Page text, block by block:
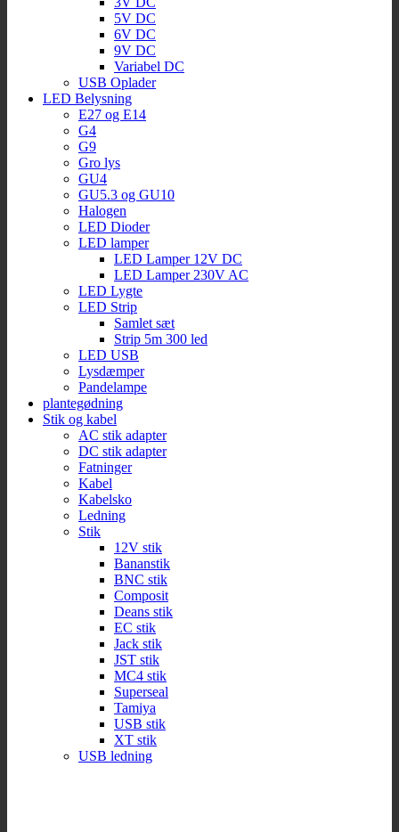
5V DC
6V DC
9V DC
Variabel DC
USB Oplader
LED Belysning
E27 og E14
G4
G9
Gro lys
GU4
GU5.3 og GU10
Halogen
LED Dioder
LED lamper
LED Lamper 12V DC
LED Lamper 230V AC
LED Lygte
LED Strip
Samlet sæt
Strip 5m 300 led
LED USB
Lysdæmper
Pandelampe
plantegødning
Stik og kabel
AC stik adapter
DC stik adapter
Fatninger
Kabel
Kabelsko
Ledning
Stik
12V stik
Bananstik
BNC stik
Composit
Deans stik
EC stik
Jack stik
JST stik
MC4 stik
Superseal
Tamiya
USB stik
XT stik
USB ledning